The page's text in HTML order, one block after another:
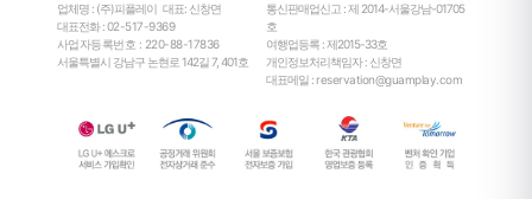
업체명 : (주)피플레이 대표: 신창면
대표전화 :02-517-9369
사업자등록번호 : 220-88-17836
서울특별시 강남구 논현로 142길 7, 401호
통신판매업신고 : 제 2014-서울강남-01705
호
여행업등록 : 제2015-33호
개인정보처리책임자 : 신창면
대표메일 :reservation@guamplay.com